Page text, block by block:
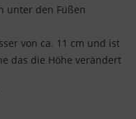
unter den Füßen
von ca. 11 cm und ist
das die Höhe verändert